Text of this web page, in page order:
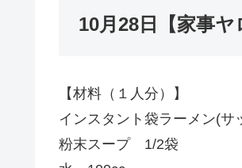
10月28日【家事
【材料（１人分）】
インスタント袋ラーメン(
粉末スープ 1/2袋